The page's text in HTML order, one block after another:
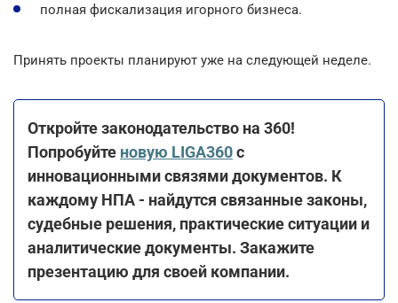
полная фискализация игорного бизнеса.
Принять проекты планируют уже на следующей неделе.
Откройте законодательство на 360!
Попробуйте новую LIGA360с
инновационными связями документов. К
каждому НПА - найдутся связанные законы,
судебные решения, практические ситуации и
аналитические документы. Закажите
презентацию для своей компании.